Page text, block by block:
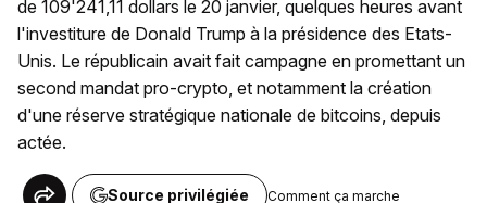
de 109'241,11 dollars le 20 janvier, quelques heures avant
l'investiture de Donald Trump à la présidence des Etats-
Unis. Le républicain avait fait campagne en promettant un
second mandat pro-crypto, et notamment la création
d'une réserve stratégique nationale de bitcoins, depuis
actée.
Source privilégiée Comment ça marche